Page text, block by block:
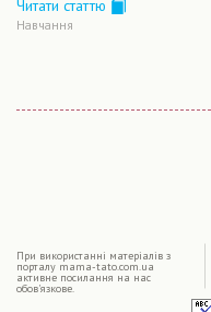
Читати статтю
Навчання
При використаннi матерiалiв з
порталу mama-tato.com.ua
активне посилання на нас
обов'язкове.